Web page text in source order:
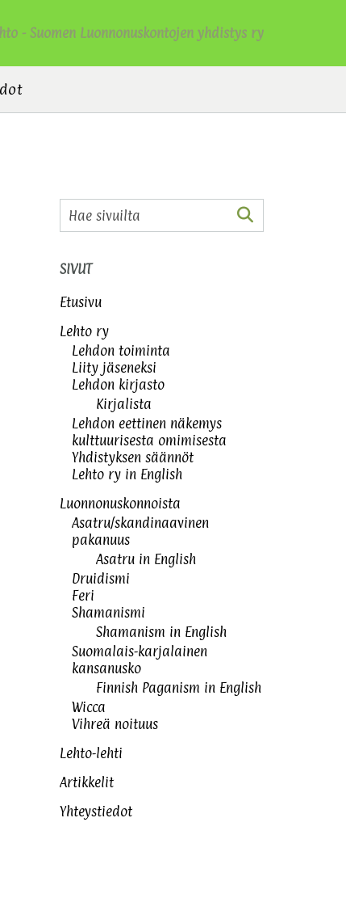
- Suomen Luonnonuskontojen yhdistys ry
SIVUT
Etusivu
Lehto ry
Lehdon toiminta
Liity jäseneksi
Lehdon kirjasto
Kirjalista
Lehdon eettinen näkemys
kulttuurisesta omimisesta
Yhdistyksen säännöt
Lehto ry in English
Luonnonuskonnoista
Asatru/skandinaavinen
pakanuus
Asatru in English
Druidismi
Feri
Shamanismi
Shamanism in English
Suomalais-karjalainen
kansanusko
Finnish Paganism in English
Wicca
Vihreä noituus
Lehto-lehti
Artikkelit
Yhteystiedot